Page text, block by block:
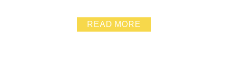
讓你一次吃到飽！我們造訪「焼肉一心たん助-旦-有楽町
店」的分店，一開始會有桌邊服務幫客人烤，將厚切牛舌
READ MORE